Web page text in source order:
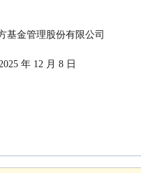
南方基金管理股份有限公司
2025 年 12 月 8 日